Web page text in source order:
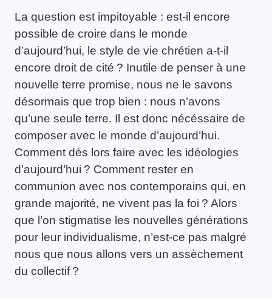
La question est impitoyable : est-il encore
possible de croire dans le monde
d’aujourd’hui, le style de vie chrétien a-t-il
encore droit de cité ? Inutile de penser à une
nouvelle terre promise, nous ne le savons
désormais que trop bien : nous n’avons
qu’une seule terre. Il est donc nécéssaire de
composer avec le monde d’aujourd’hui.
Comment dès lors faire avec les idéologies
d’aujourd’hui ? Comment rester en
communion avec nos contemporains qui, en
grande majorité, ne vivent pas la foi ? Alors
que l’on stigmatise les nouvelles générations
pour leur individualisme, n’est-ce pas malgré
nous que nous allons vers un assèchement
du collectif ?